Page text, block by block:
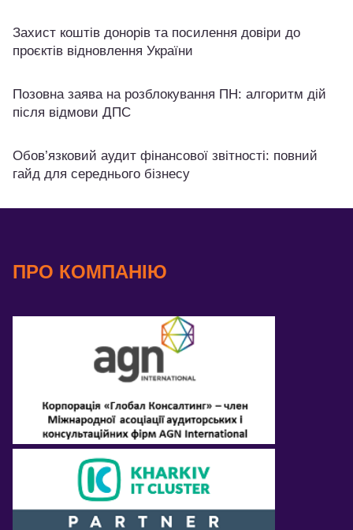
Захист коштів донорів та посилення довіри до
проєктів відновлення України
Позовна заява на розблокування ПН: алгоритм дій
після відмови ДПС
Обов’язковий аудит фінансової звітності: повний
гайд для середнього бізнесу
ПРО КОМПАНІЮ